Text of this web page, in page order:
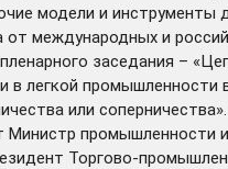
модели и инструменты
от международных и
заседания –
в легкой промышленности
или
Министр промышленности
Торгово-